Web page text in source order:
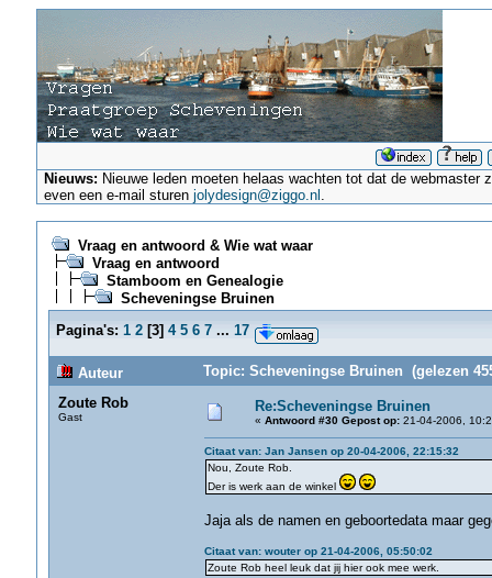
Nieuws: Nieuwe leden moeten helaas wachten tot dat de
even een e-mail sturenjolydesign@ziggo.nl .
Vraag en antwoord & Wie wat waar
Vraag en antwoord
Stamboom en Genealogie
Scheveningse Bruinen
Pagina's: 1 2[3] 4 5 6 7 ... 17
Auteur
Topic: Scheveningse Bruinen (gelezen
Zoute Rob
Gast
Re:Scheveningse Bruinen
« Antwoord #30 Gepost op:21-04-2006,
Citaat van: Jan Jansen op 20-04-2006, 22:15:32
Nou, Zoute Rob.
Der is werk aan de winkel
Jaja als de namen en geboortedata maar
Citaat van: wouter op 21-04-2006, 05:50:02
Zoute Rob heel leuk dat jij hier ook mee werk.